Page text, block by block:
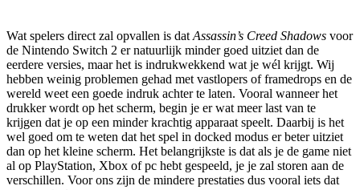
Wat spelers direct zal opvallen is dat Assassin’s Creed Shadows voor
de Nintendo Switch 2 er natuurlijk minder goed uitziet dan de
eerdere versies, maar het is indrukwekkend wat je wél krijgt. Wij
hebben weinig problemen gehad met vastlopers of framedrops en de
wereld weet een goede indruk achter te laten. Vooral wanneer het
drukker wordt op het scherm, begin je er wat meer last van te
krijgen dat je op een minder krachtig apparaat speelt. Daarbij is het
wel goed om te weten dat het spel in docked modus er beter uitziet
dan op het kleine scherm. Het belangrijkste is dat als je de game niet
al op PlayStation, Xbox of pc hebt gespeeld, je je zal storen aan de
verschillen. Voor ons zijn de mindere prestaties dus vooral iets dat